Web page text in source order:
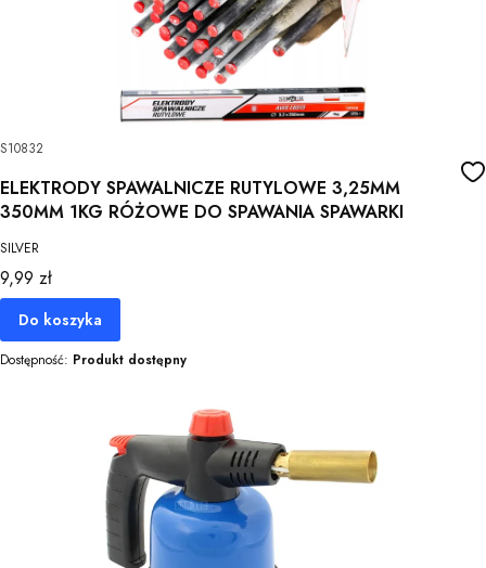
S10832
ELEKTRODY SPAWALNICZE RUTYLOWE 3,25MM
350MM 1KG RÓŻOWE DO SPAWANIA SPAWARKI
SILVER
Cena
9,99 zł
Do koszyka
Dostępność: Produkt dostępny